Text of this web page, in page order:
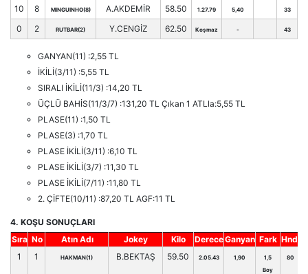
10 8 MINGUINHO(8) A.AKDEMİR 58.50 1.27.79 5,40 33
0 2 RUTBAR(2) Y.CENGİZ 62.50 Koşmaz - 43
GANYAN(11) :2,55 TL
İKİLİ(3/11) :5,55 TL
SIRALI İKİLİ(11/3) :14,20 TL
ÜÇLÜ BAHİS(11/3/7) :131,20 TL Çıkan 1 ATLla:5,55 TL
PLASE(11) :1,50 TL
PLASE(3) :1,70 TL
PLASE İKİLİ(3/11) :6,10 TL
PLASE İKİLİ(3/7) :11,30 TL
PLASE İKİLİ(7/11) :11,80 TL
2. ÇİFTE(10/11) :87,20 TL AGF:11 TL
4. KOŞU SONUÇLARI
Sıra No Atın Adı Jokey Kilo DereceGanyan Fark Hnd.
1
1 HAKMAN(1) B.BEKTAŞ 59.50 2.05.43 1,90
1,5
Boy
80